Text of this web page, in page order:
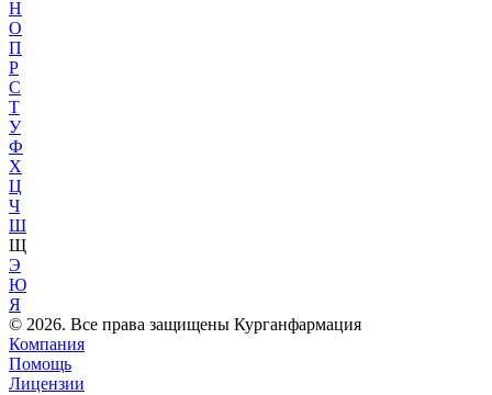
Н
О
П
Р
С
Т
У
Ф
Х
Ц
Ч
Ш
Щ
Э
Ю
Я
© 2026. Все права защищены Курганфармация
Компания
Помощь
Лицензии